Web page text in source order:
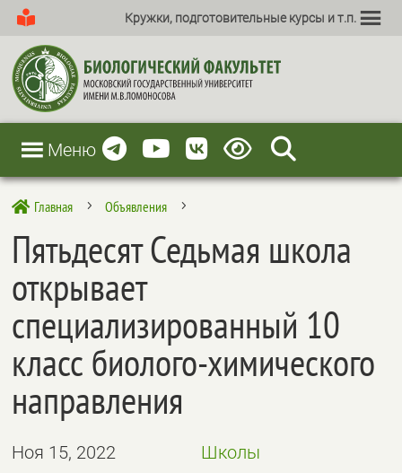
Кружки, подготовительные курсы и т.п.
Меню
 Главная 5 Объявления 5
Пятьдесят Седьмая школа
открывает
специализированный 10
класс биолого-химического
направления
Ноя 15, 2022 Школы